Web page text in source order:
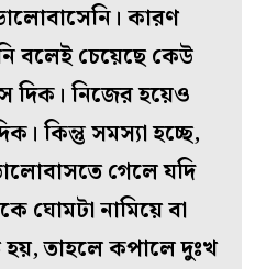
কারণ
বলেই চেয়েছে কেউ
দিক। নিজের হয়েও
কিন্তু সমস্যা হচ্ছে,
গেলে যদি
ঘোমটা নামিয়ে বা
হয়, তাহলে কপালে দুঃখ